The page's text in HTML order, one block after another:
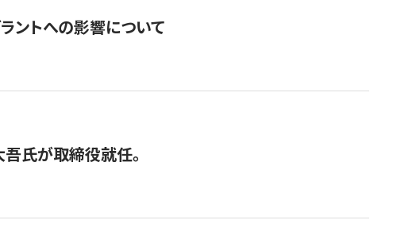
ントへの影響について
氏が取締役就任。